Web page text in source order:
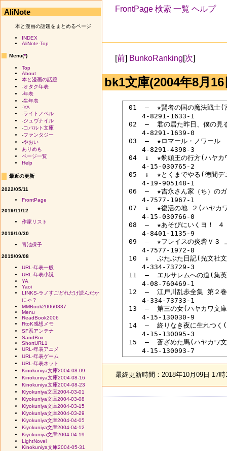
FrontPage 検索 一覧 ヘルプ
[前] BunkoRanking[次]
bk1文庫(2004年8月
01  ―  ★賢者の国の魔法戦士(
4-8291-1633-1
02  ―  君の居た昨日、僕の
4-8291-1639-0
03  ―  ★ロマール・ノワール　
4-8291-4398-3
04  ↓  ★豹頭王の行方(ハヤカ
4-15-030765-2
05  ↓  ★とくまでやる(徳間デ
4-19-905148-1
06  ―  ★吉永さん家（ち）の
4-7577-1967-1
07  ↓  ★復活の地 ２(ハヤカ
4-15-030766-0
08  ―  ★あそびにいくヨ！ ４
4-8401-1135-9
09  ―  ★フレイスの炎砦Ｖ３
4-7577-1972-8
10  ↓  ぶたぶた日記(光文社
4-334-73729-3
11  ―  エルサレムへの道(集英
4-08-760469-1
12  ―  江戸川乱歩全集 第２巻
4-334-73733-1
13  ―  第三の女(ハヤカワ文庫
4-15-130030-9
14  ―  終りなき夜に生れつく(
4-15-130095-3
15  ―  蒼ざめた馬(ハヤカワ文
最終更新時間：2018年10月09日 17
AliNote
本と漫画の話題をまとめるページ
INDEX
AliNote-Top
Menu(*)
Top
About
本と漫画の話題
-オタク年表
-年表
-生年表
-YA
-ライトノベル
-ジュヴナイル
-コバルト文庫
-ファンタジー
-やおい
ありめも
ページ一覧
Help
最近の更新
2022/05/11
FrontPage
2019/11/12
作家リスト
2019/10/30
青池保子
2019/09/08
URL-年表一般
URL-年表小説
YA
Yaoi
LINKS-ラノすごどれだけ読んだか
にゃ？
MMBook20060337
Menu
ReadBook2006
RtoK感想メモ
SF系アンテナ
SandBox
ShortURL1
URL-年表アニメ
URL-年表ゲーム
URL-年表ネット
Kinokuniya文庫2004-08-09
Kinokuniya文庫2004-08-16
Kinokuniya文庫2004-08-23
Kiyokuniya文庫2004-03-01
Kiyokuniya文庫2004-03-08
Kiyokuniya文庫2004-03-15
Kiyokuniya文庫2004-03-29
Kiyokuniya文庫2004-04-05
Kiyokuniya文庫2004-04-12
Kiyokuniya文庫2004-04-19
LightNovel
Kinokuniya文庫2004-05-31